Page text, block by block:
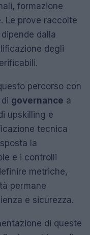
formazione
Le prove raccolte
dalla
degli
percorso con
governance a
upskilling e
tecnica
la
e i controlli
metriche,
permane
e sicurezza.
di queste